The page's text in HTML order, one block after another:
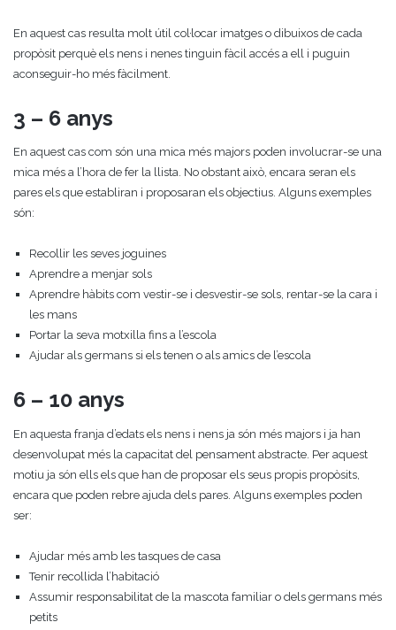
En aquest cas resulta molt útil col·locar imatges o dibuixos de cada
propòsit perquè els nens i nenes tinguin fàcil accés a ell i puguin
aconseguir-ho més fàcilment.
3 – 6 anys
En aquest cas com són una mica més majors poden involucrar-se una
mica més a l’hora de fer la llista. No obstant això, encara seran els
pares els que establiran i proposaran els objectius. Alguns exemples
són:
Recollir les seves joguines
Aprendre a menjar sols
Aprendre hàbits com vestir-se i desvestir-se sols, rentar-se la cara i
les mans
Portar la seva motxilla fins a l’escola
Ajudar als germans si els tenen o als amics de l’escola
6 – 10 anys
En aquesta franja d’edats els nens i nens ja són més majors i ja han
desenvolupat més la capacitat del pensament abstracte. Per aquest
motiu ja són ells els que han de proposar els seus propis propòsits,
encara que poden rebre ajuda dels pares. Alguns exemples poden
ser:
Ajudar més amb les tasques de casa
Tenir recollida l’habitació
Assumir responsabilitat de la mascota familiar o dels germans més
petits